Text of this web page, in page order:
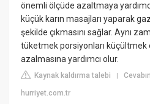
önemli ölçüde azaltmaya
küçük karın masajları yaparak
şekilde çıkmasını sağlar. Aynı
tüketmek porsiyonları küçültmek
azalmasına yardımcı olur.
Kaynak kaldırma talebi |
hurriyet.com.tr